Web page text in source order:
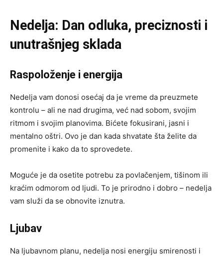
Nedelja: Dan odluka, preciznosti i
unutrašnjeg sklada
Raspoloženje i energija
Nedelja vam donosi osećaj da je vreme da preuzmete
kontrolu – ali ne nad drugima, već nad sobom, svojim
ritmom i svojim planovima. Bićete fokusirani, jasni i
mentalno oštri. Ovo je dan kada shvatate šta želite da
promenite i kako da to sprovedete.
Moguće je da osetite potrebu za povlačenjem, tišinom ili
kraćim odmorom od ljudi. To je prirodno i dobro – nedelja
vam služi da se obnovite iznutra.
Ljubav
Na ljubavnom planu, nedelja nosi energiju smirenosti i